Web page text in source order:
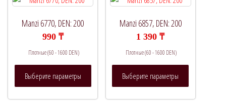
Manzi 6770, DEN: 200
990 ₸
Плотные (60 - 1600 DEN)
Выберите параметры
Этот
Manzi 6857, DEN: 200
1 390₸
Плотные (60 - 1600 DEN)
Выберите параметры